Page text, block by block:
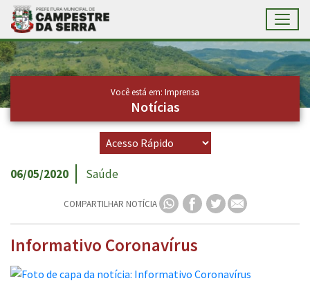
Ir para conteúdo principal
Conteúdo Principal
Você está em: Imprensa
Notícias
06/05/2020 Saúde
COMPARTILHAR NOTÍCIA
Informativo Coronavírus